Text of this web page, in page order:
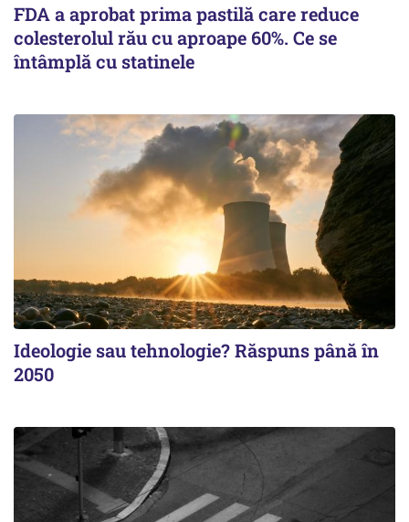
FDA a aprobat prima pastilă care reduce
colesterolul rău cu aproape 60%. Ce se
întâmplă cu statinele
Ideologie sau tehnologie? Răspuns până în
2050